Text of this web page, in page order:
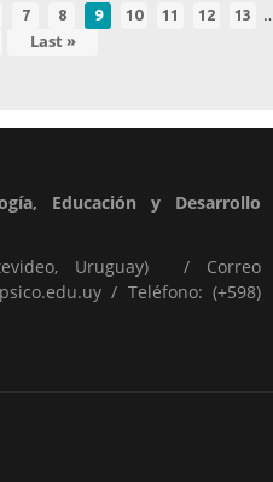
Page
7 Page
8
Página
9 Page
10 Page
11 Page
12 Page
13
Última
Last »
Educación y Desarrollo
Uruguay) / Correo
/ Teléfono: (+598)